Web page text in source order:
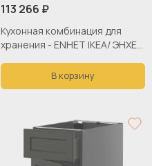
113 266 ₽
Кухонная комбинация для
хранения - ENHET IKEA/ ЭНХЕТ
белый/бежевый
В корзину